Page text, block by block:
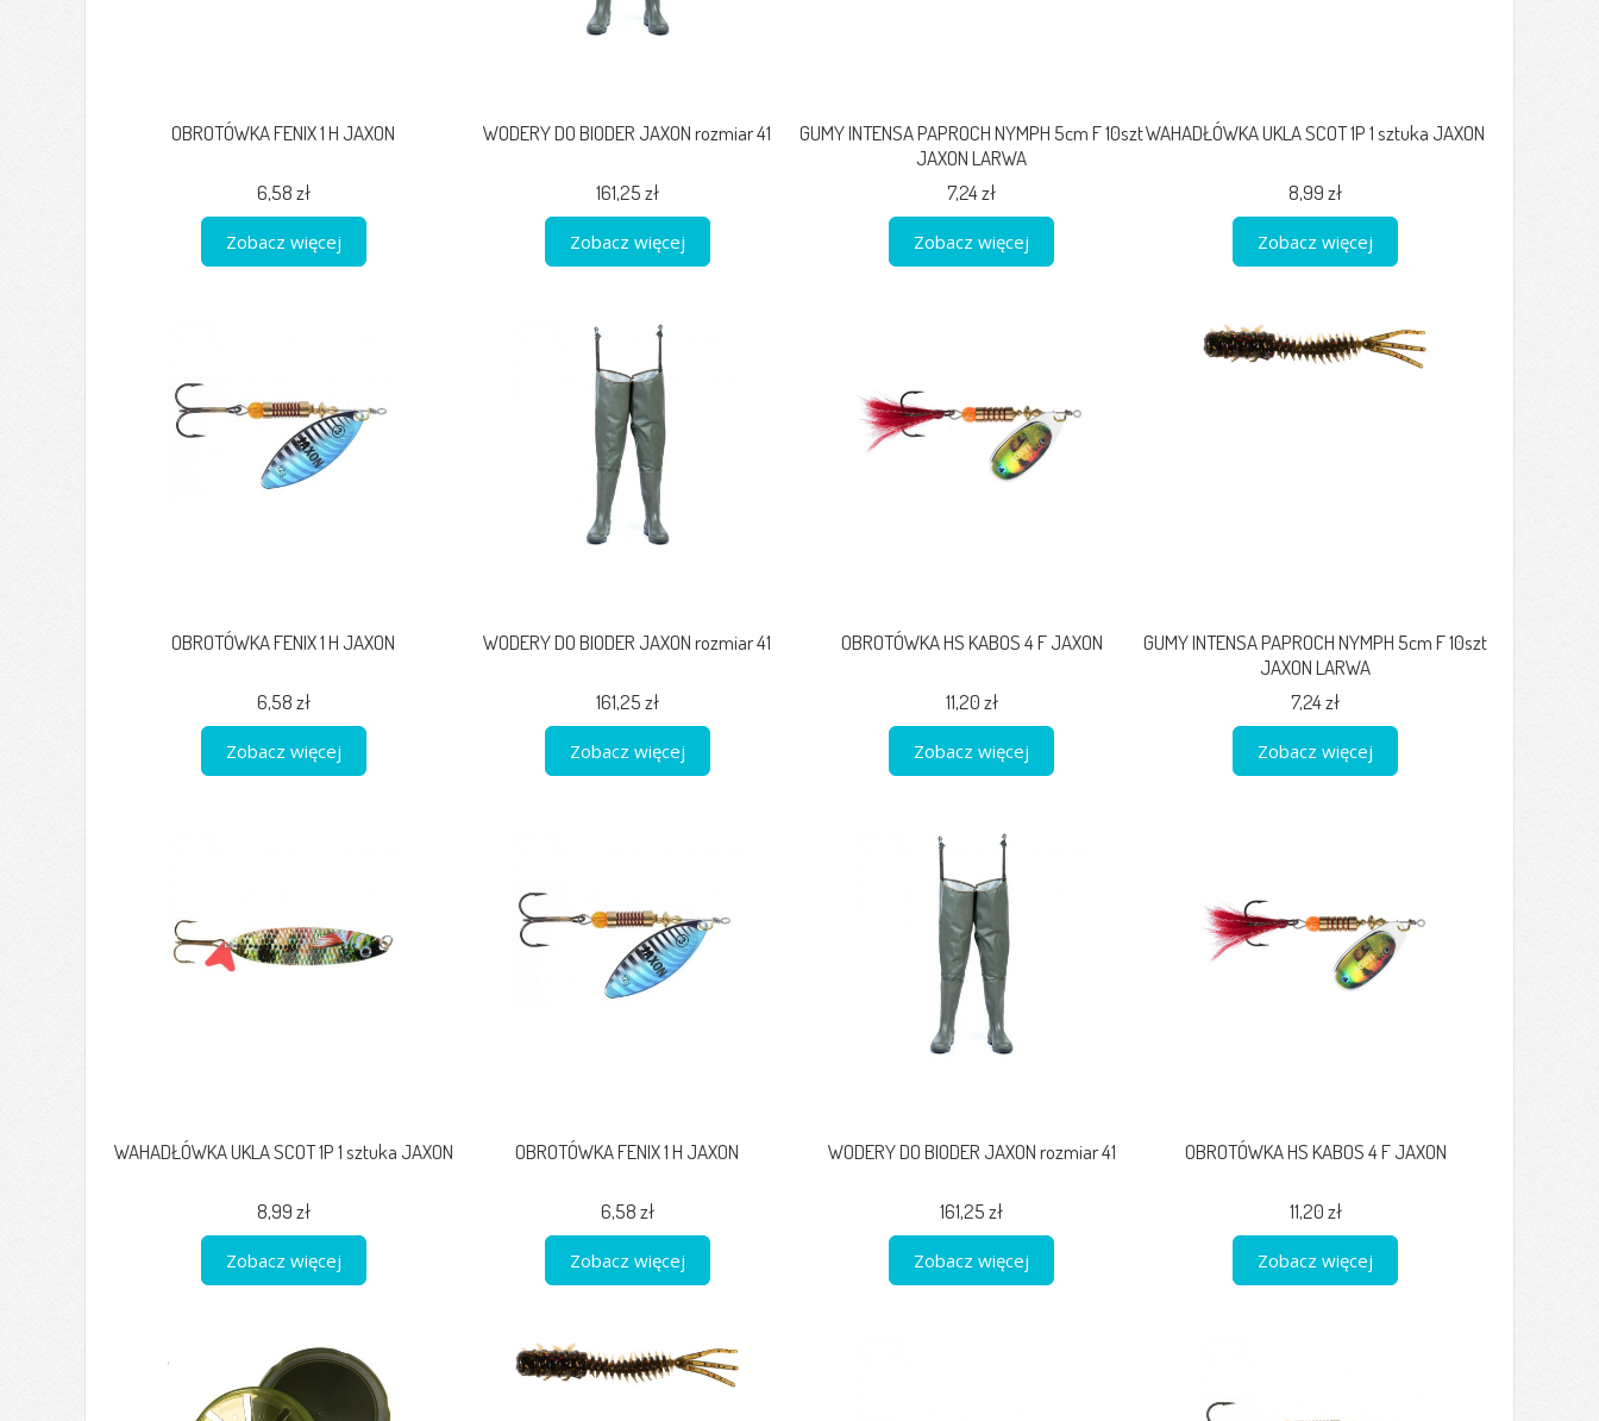
OBROTÓWKA FENIX 1 H JAXON
6,58 zł
Zobacz więcej
WODERY DO BIODER JAXON rozmiar 41
161,25 zł
Zobacz więcej
GUMY INTENSA PAPROCH NYMPH 5cm F 10szt
JAXON LARWA
7,24 zł
Zobacz więcej
WAHADŁÓWKA UKLA SCOT 1P 1 sztuka JAXON
8,99 zł
Zobacz więcej
OBROTÓWKA FENIX 1 H JAXON
6,58 zł
Zobacz więcej
WODERY DO BIODER JAXON rozmiar 41
161,25 zł
Zobacz więcej
OBROTÓWKA HS KABOS 4 F JAXON
11,20 zł
Zobacz więcej
GUMY INTENSA PAPROCH NYMPH 5cm F 10szt
JAXON LARWA
7,24 zł
Zobacz więcej
WAHADŁÓWKA UKLA SCOT 1P 1 sztuka JAXON
8,99 zł
Zobacz więcej
OBROTÓWKA FENIX 1 H JAXON
6,58 zł
Zobacz więcej
WODERY DO BIODER JAXON rozmiar 41
161,25 zł
Zobacz więcej
OBROTÓWKA HS KABOS 4 F JAXON
11,20 zł
Zobacz więcej